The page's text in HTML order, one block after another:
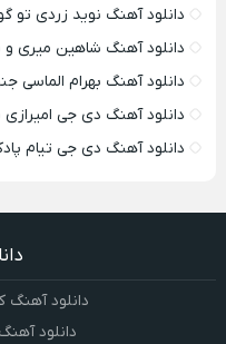
دانلود آهنگ نوید زردی تو
دانلود آهنگ شاهین میری
دانلود آهنگ بهرام الماسی
دانلود آهنگ دی جی امیرازی
دانلود آهنگ دی جی تیام
دانلود آهنگ
دانلود